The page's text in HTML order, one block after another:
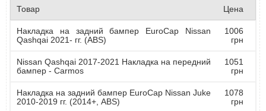
Товар Цена
Накладка на задний бампер EuroCap Nissan
Qashqai 2021- гг. (ABS)
1006
грн
Nissan Qashqai 2017-2021 Накладка на передний
бампер - Carmos
1051
грн
Накладка на задний бампер EuroCap Nissan Juke
2010-2019 гг. (2014+, ABS)
1078
грн